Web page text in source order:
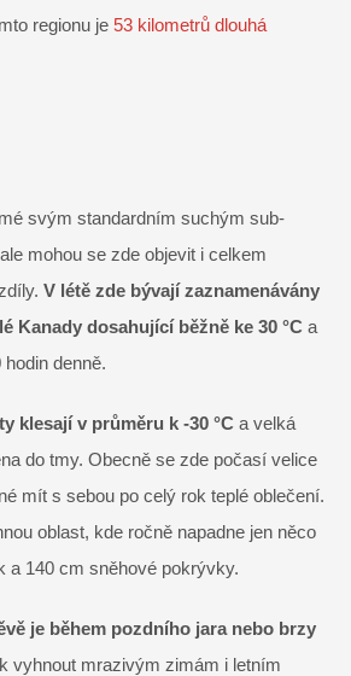
regionu je 53 kilometrů dlouhá
svým standardním suchým sub-
mohou se zde objevit i celkem
V létě zde bývají zaznamenávány
Kanady dosahující běžně ke 30 °C a
denně.
klesají v průměru k -30 °C a velká
do tmy. Obecně se zde počasí velice
mít s sebou po celý rok teplé oblečení.
oblast, kde ročně napadne jen něco
a 140 cm sněhové pokrývky.
je během pozdního jara nebo brzy
vyhnout mrazivým zimám i letním